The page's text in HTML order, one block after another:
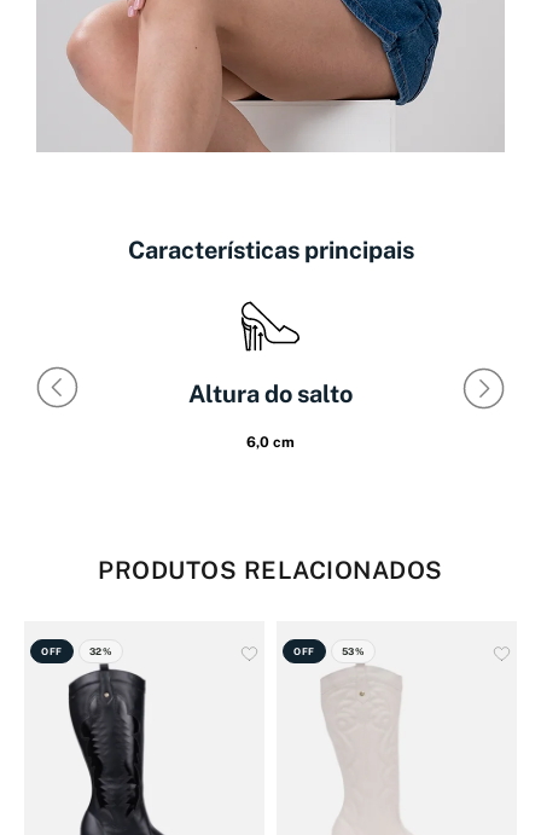
Características principais
Altura do salto
6,0 cm
PRODUTOS RELACIONADOS
OFF 32% OFF 53%